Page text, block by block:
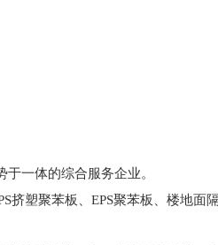
一体的综合服务企业。
挤塑聚苯板、EPS聚苯板、楼地面